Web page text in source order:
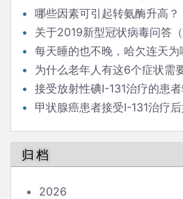
哪些因素可引起转氨酶升高？
关于2019新型冠状病毒问答（
每天睡的也不晚，哈欠连天为
为什么老年人有这6个症状需
接受放射性碘I-131治疗的患
版）甲状腺癌患者接受I-131治疗
归档
2026